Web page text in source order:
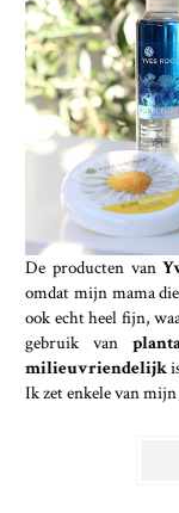
De producten van
omdat mijn mama
ook echt heel fijn,
gebruik van
milieuvriendelijk
Ik zet enkele van